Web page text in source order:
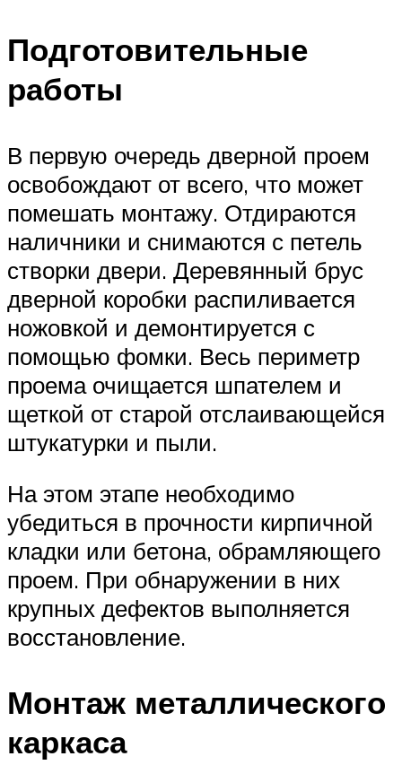
Подготовительные
работы
В первую очередь дверной проем
освобождают от всего, что может
помешать монтажу. Отдираются
наличники и снимаются с петель
створки двери. Деревянный брус
дверной коробки распиливается
ножовкой и демонтируется с
помощью фомки. Весь периметр
проема очищается шпателем и
щеткой от старой отслаивающейся
штукатурки и пыли.
На этом этапе необходимо
убедиться в прочности кирпичной
кладки или бетона, обрамляющего
проем. При обнаружении в них
крупных дефектов выполняется
восстановление.
Монтаж металлического
каркаса